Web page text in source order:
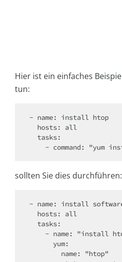
Hier ist ein einfaches
tun:
- name: install htop
sollten Sie dies durchführen:
- name: install